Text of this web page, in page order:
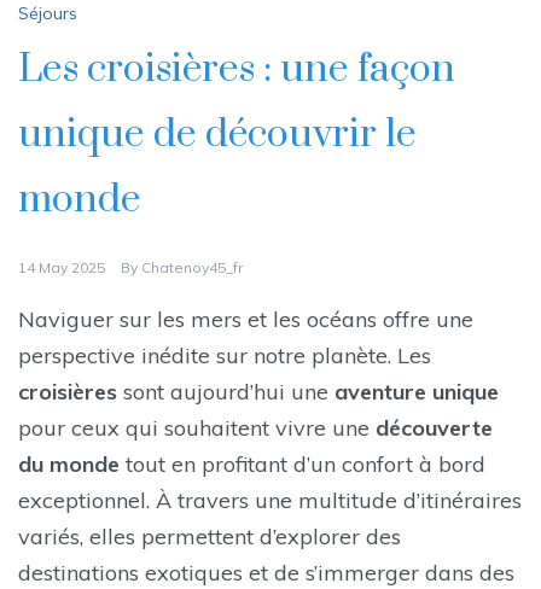
Séjours
Les croisières : une façon
unique de découvrir le
monde
14 May 2025 By Chatenoy45_fr
Naviguer sur les mers et les océans offre une
perspective inédite sur notre planète. Les
croisières sont aujourd’hui une aventure unique
pour ceux qui souhaitent vivre une découverte
du monde tout en profitant d’un confort à bord
exceptionnel. À travers une multitude d’itinéraires
variés, elles permettent d’explorer des
destinations exotiques et de s’immerger dans des